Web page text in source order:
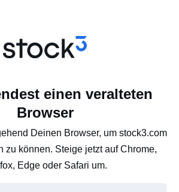
einen veralteten
Browser
Deinen Browser, um stock3.com
zu können. Steige jetzt auf Chrome,
Edge oder Safari um.